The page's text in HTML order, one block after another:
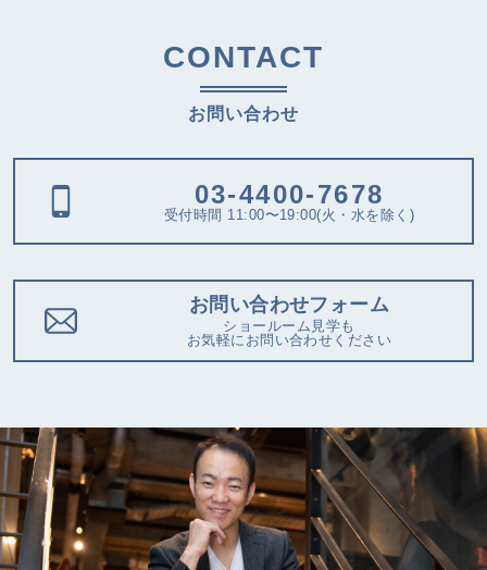
CONTACT
お問い合わせ
03-4400-7678
受付時間 11:00〜19:00(火・水を除く)
お問い合わせフォーム
ショールーム見学も
お気軽にお問い合わせください